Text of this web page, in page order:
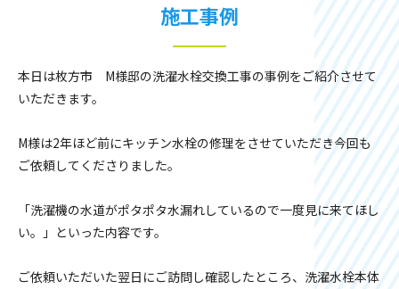
施工事例
本日は枚方市 M様邸の洗濯水栓交換工事の事例をご紹介させて
いただきます。
M様は2年ほど前にキッチン水栓の修理をさせていただき今回も
ご依頼してくださりました。
「洗濯機の水道がポタポタ水漏れしているので一度見に来てほし
い。」といった内容です。
ご依頼いただいた翌日にご訪問し確認したところ、洗濯水栓本体